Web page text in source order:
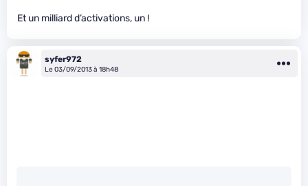
Et un milliard d’activations, un !
syfer972
Le 03/09/2013 à 18h48